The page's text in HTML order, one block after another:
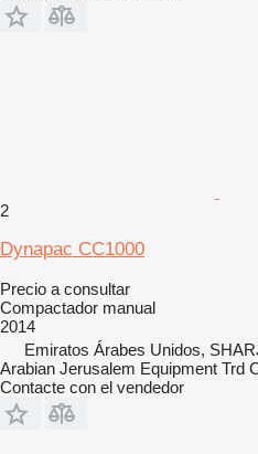
2
Dynapac CC1000
Precio a consultar
Compactador manual
2014
Emiratos Árabes Unidos,
Arabian Jerusalem Equipment Trd
Contacte con el vendedor